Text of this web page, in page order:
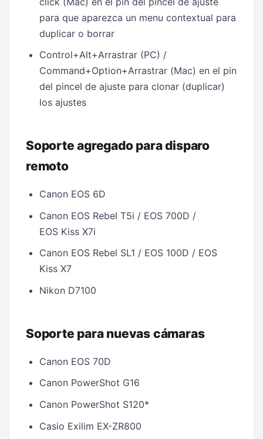
para que aparezca un menu contextual para
duplicar o borrar
Control+Alt+Arrastrar (PC) /
Command+Option+Arrastrar (Mac) en el pin
del pincel de ajuste para clonar (duplicar)
los ajustes
Soporte agregado para disparo
remoto
Canon EOS 6D
Canon EOS Rebel T5i / EOS 700D /
EOS Kiss X7i
Canon EOS Rebel SL1 / EOS 100D / EOS
Kiss X7
Nikon D7100
Soporte para nuevas cámaras
Canon EOS 70D
Canon PowerShot G16
Canon PowerShot S120*
Casio Exilim EX-ZR800